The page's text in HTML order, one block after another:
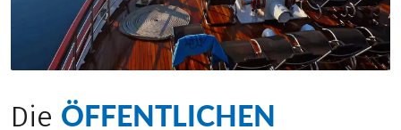
Die ÖFFENTLICHEN